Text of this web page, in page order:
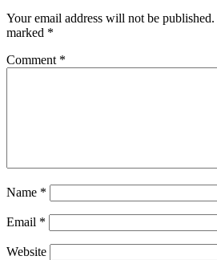
Your email address will not be published.
marked *
Comment *
Name *
Email *
Website